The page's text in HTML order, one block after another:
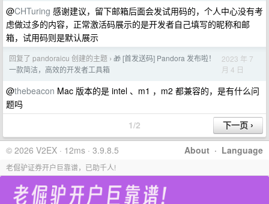
@CHTuring 感谢建议，留下邮箱后面会发试用码的，个人中心没有考
虑做过多的内容，正常激活码展示的是开发者自己填写的昵称和邮
箱，试用码则是默认展示
回复了 pandoraicu 创建的主题 › 🎁 [首发送码] Pandora 发布啦！
一款简洁，高效的开发者工具箱
2023 年 7
月 4 日
@thebeacon Mac 版本的是 intel 、m1 ，m2 都兼容的，是有什么问
题吗
1/2
About · Language
© 2026 V2EX · 12ms · 3.9.8.5
老倔驴证券开户巨靠谱，已助千人!